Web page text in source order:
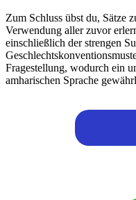
Zum Schluss übst du, Sätze
Verwendung aller zuvor
einschließlich der strengen
Fragestellung, wodurch ein
amharischen Sprache